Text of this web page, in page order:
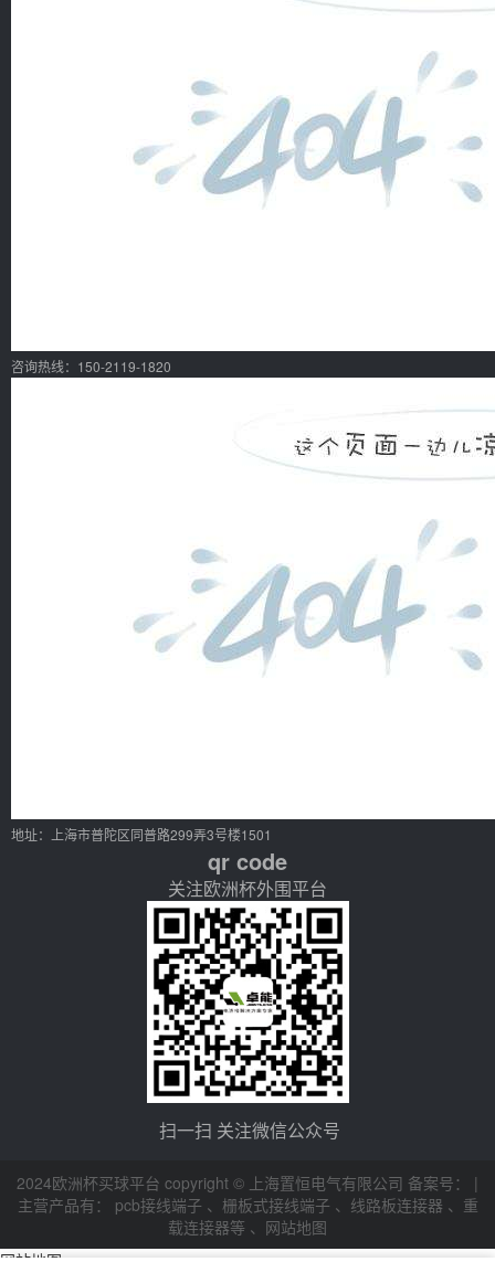
咨询热线：150-2119-1820
地址：上海市普陀区同普路299弄3号楼1501
qr code
关注欧洲杯外围平台
扫一扫 关注微信公众号
2024欧洲杯买球平台 copyright © 上海置恒电气有限公司 备案号： |
主营产品有： pcb接线端子 、 栅板式接线端子 、 线路板连接器 、 重
载连接器等 、 网站地图